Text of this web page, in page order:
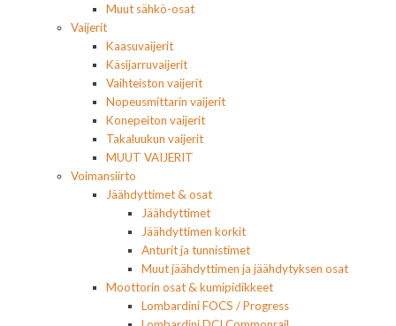
Muut sähkö-osat
Vaijerit
Kaasuvaijerit
Käsijarruvaijerit
Vaihteiston vaijerit
Nopeusmittarin vaijerit
Konepeiton vaijerit
Takaluukun vaijerit
MUUT VAIJERIT
Voimansiirto
Jäähdyttimet & osat
Jäähdyttimet
Jäähdyttimen korkit
Anturit ja tunnistimet
Muut jäähdyttimen ja jäähdytyksen osat
Moottorin osat & kumipidikkeet
Lombardini FOCS / Progress